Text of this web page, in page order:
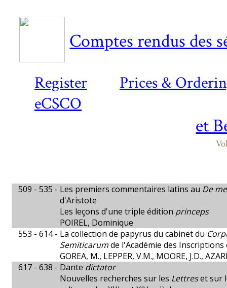
Register
Prices &
eCSCO
Comptes rendus des
et
509 - 535 - Les premiers commentaires latins au De
d'Aristote
Les leçons d'une triple édition princeps
POIREL, Dominique
553 - 614 - La collection de papyrus du cabinet du
Semiticarumde l'Académie des
GOREA, M., LEPPER, V.M., MOORE, J.D.,
617 - 638 - Dante dictator
Nouvelles recherches sur les Lettreset sur